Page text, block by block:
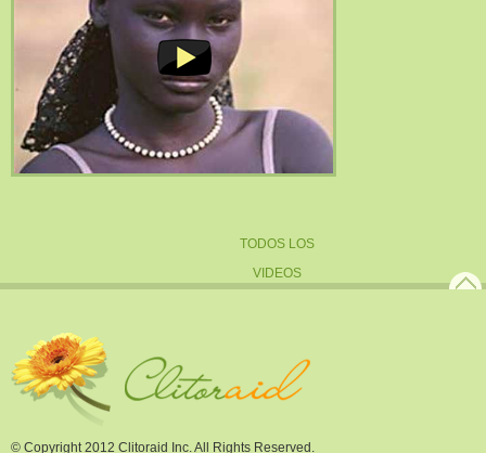
TODOS LOS
VIDEOS
© Copyright 2012 Clitoraid Inc. All Rights Reserved.